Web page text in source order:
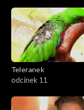
Teleranek
odcinek 11